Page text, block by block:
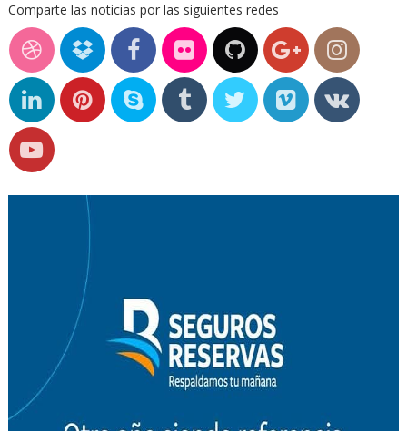
Comparte las noticias por las siguientes redes